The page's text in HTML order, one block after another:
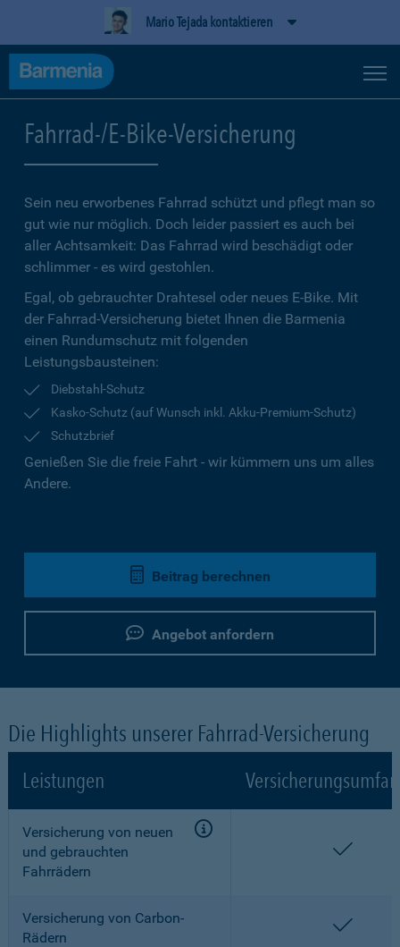
Mario Tejada kontaktieren
Fahrrad-/E-Bike-Versicherung
Sein neu erworbenes Fahrrad schützt und pflegt man so
gut wie nur möglich. Doch leider passiert es auch bei
aller Achtsamkeit: Das Fahrrad wird beschädigt oder
schlimmer - es wird gestohlen.
Egal, ob gebrauchter Drahtesel oder neues E-Bike. Mit
der Fahrrad-Versicherung bietet Ihnen die Barmenia
einen Rundumschutz mit folgenden
Leistungsbausteinen:
Diebstahl-Schutz
Kasko-Schutz (auf Wunsch inkl. Akku-Premium-Schutz)
Schutzbrief
Genießen Sie die freie Fahrt - wir kümmern uns um alles
Andere.
Beitrag berechnen
Angebot anfordern
Die Highlights unserer Fahrrad-Versicherung
Leistungen
Versicherung von neuen
und gebrauchten
Fahrrädern
Versicherung von Carbon-
Rädern